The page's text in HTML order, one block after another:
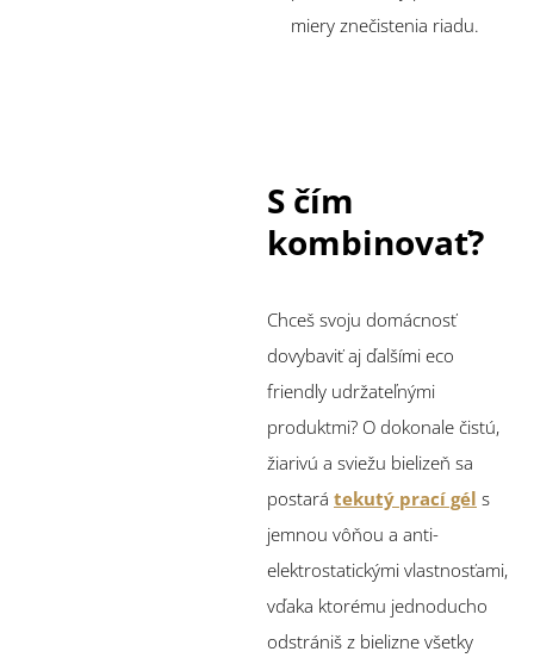
miery znečistenia riadu.
S čím
kombinovať?
Chceš svoju domácnosť
dovybaviť aj ďalšími eco
friendly udržateľnými
produktmi? O dokonale čistú,
žiarivú a sviežu bielizeň sa
postará tekutý prací gél s
jemnou vôňou a anti-
elektrostatickými vlastnosťami,
vďaka ktorému jednoducho
odstrániš z bielizne všetky